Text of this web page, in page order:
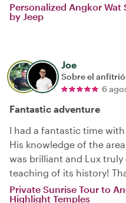
Personalized Angkor Wat
by Jeep
Joe
Sobre el
6
Fantastic adventure
I had a fantastic time
His knowledge of the
was brilliant and Lux
teaching of its history!
Private Sunrise Tour to
Highlight Temples